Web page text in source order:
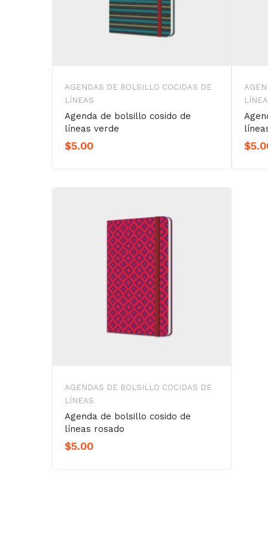
AGENDAS DE BOLSILLO COCIDAS DE
LÍNEAS
Agenda de bolsillo cosido de
líneas verde
$5.00 $
AGENDAS DE BOLSILLO COCIDAS DE
LÍNEAS
Agenda de bolsillo cosido de
líneas rosado
$5.00